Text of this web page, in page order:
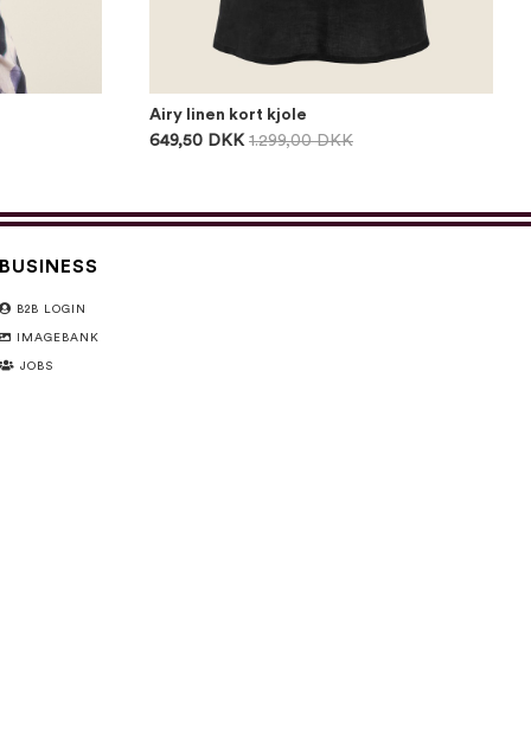
Airy linen kort kjole
649,50 DKK 1.299,00 DKK
BUSINESS
B2B LOGIN
IMAGEBANK
JOBS